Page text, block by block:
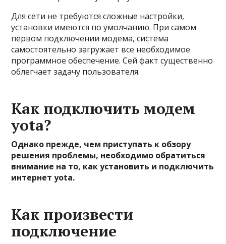
Для сети не требуются сложные настройки,
установки имеются по умолчанию. При самом
первом подключении модема, система
самостоятельно загружает все необходимое
программное обеспечение. Сей факт существенно
облегчает задачу пользователя.
Как подключить модем
yota?
Однако прежде, чем приступать к обзору
решения проблемы, необходимо обратиться
внимание на то, как установить и подключить
интернет yota.
Как произвести
подключение